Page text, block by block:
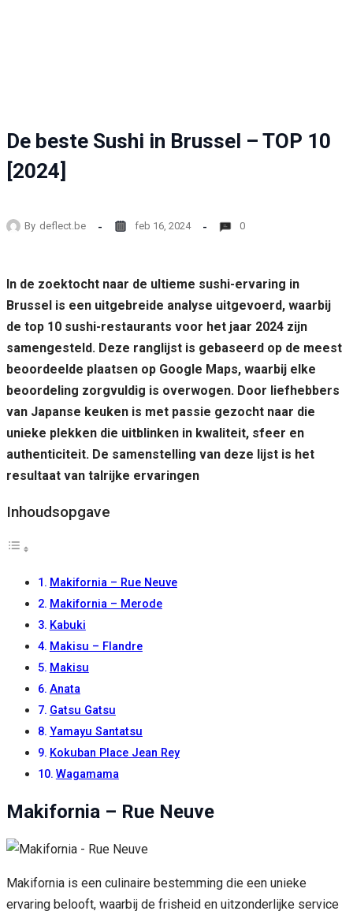
De beste Sushi in Brussel – TOP 10
[2024]
By deflect.be feb 16, 2024 0
In de zoektocht naar de ultieme sushi-ervaring in
Brussel is een uitgebreide analyse uitgevoerd, waarbij
de top 10 sushi-restaurants voor het jaar 2024 zijn
samengesteld. Deze ranglijst is gebaseerd op de meest
beoordeelde plaatsen op Google Maps, waarbij elke
beoordeling zorgvuldig is overwogen. Door liefhebbers
van Japanse keuken is met passie gezocht naar die
unieke plekken die uitblinken in kwaliteit, sfeer en
authenticiteit. De samenstelling van deze lijst is het
resultaat van talrijke ervaringen
Inhoudsopgave
Makifornia – Rue Neuve
Makifornia – Merode
Kabuki
Makisu – Flandre
Makisu
Anata
Gatsu Gatsu
Yamayu Santatsu
Kokuban Place Jean Rey
Wagamama
Makifornia – Rue Neuve
Makifornia is een culinaire bestemming die een unieke
ervaring belooft, waarbij de frisheid en uitzonderlijke service